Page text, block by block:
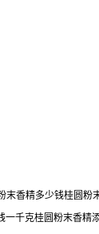
末香精多少钱桂圆粉
千克桂圆粉末香精